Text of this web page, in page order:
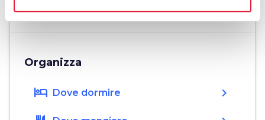
open_in_new
Organizza
hotel Dove dormire chevron_right